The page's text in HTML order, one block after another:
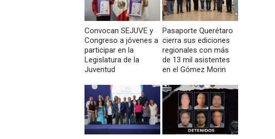
Convocan SEJUVE y
Congreso a jóvenes a
participar en la
Legislatura de la
Juventud
Pasaporte Querétaro
cierra sus ediciones
regionales con más
de 13 mil asistentes
en el Gómez Morin